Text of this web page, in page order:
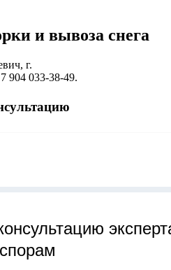
и вывоза снега
г.
904 033-38-49.